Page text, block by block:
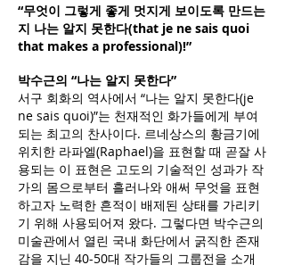
“무엇이 그렇게 좋게 멋지게 보이도록 만드는
지 나는 알지 못한다(that je ne sais quoi
that makes a professional)!”
박수근의 “나는 알지 못한다”
서구 회화의 역사에서 “나는 알지 못한다(je
ne sais quoi)”는 천재적인 화가들에게 부여
되는 최고의 찬사이다. 르네상스의 황금기에
위치한 라파엘(Raphael)을 표현할 때 곧잘 사
용되는 이 표현은 고도의 기술적인 성과가 작
가의 몸으로부터 흘러나와 애써 무엇을 표현
하고자 노력한 흔적이 배제된 상태를 가리키
기 위해 사용되어져 왔다. 그렇다면 박수근의
미술관에서 열린 국내 화단에서 굵직한 존재
감을 지닌 40-50대 작가들의 그룹전을 소개